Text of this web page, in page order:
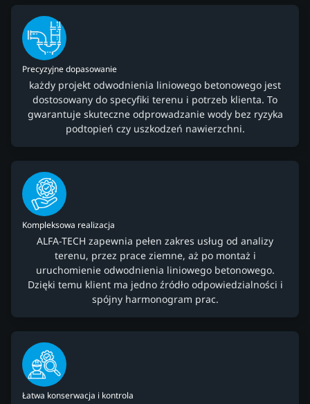
Precyzyjne dopasowanie
każdy projekt odwodnienia liniowego betonowego jest
dostosowany do specyfiki terenu i potrzeb klienta. To
gwarantuje skuteczne odprowadzanie wody bez ryzyka
podtopień czy uszkodzeń nawierzchni.
Kompleksowa realizacja
ALFA-TECH zapewnia pełen zakres usług od analizy
terenu, przez prace ziemne, aż po montaż i
uruchomienie odwodnienia liniowego betonowego.
Dzięki temu klient ma jedno źródło odpowiedzialności i
spójny harmonogram prac.
Łatwa konserwacja i kontrola